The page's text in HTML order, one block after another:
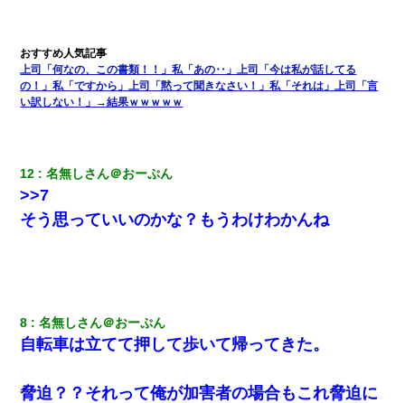
ワイ144kg彼女98kgデブカップル、1年間毎日行為しまくった結
果
【驚愕】私「今まで育てた分のお金返してね(冗談)」息子「はい、
17年飼っていた犬が亡くなった。鼻水垂らし嗚咽する私に、猫が
近づいて頭突きをしてきて…
【悲報】嫁がワイのこと嫌いっぽいから単身赴任した結果
いつもより早く寝付いてしまった…｜生活｜ワロタあんてな
上司「何なの、この書類！！」私「あの‥」上司「今は私が話してる
の！」私「ですから」上司「黙って聞きなさい！」私「それは」上司「言
い訳しない！」→結果ｗｗｗｗｗ
12 名無しさん＠おーぷん
>>7
そう思っていいのかな？もうわけわかんね
8 名無しさん＠おーぷん
自転車は立てて押して歩いて帰ってきた。
脅迫？？それって俺が加害者の場合もこれ脅迫に